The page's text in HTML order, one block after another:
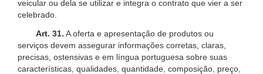
veicular ou dela se utilizar e integra o contrato que vier a ser
celebrado.
Art. 31. A oferta e apresentação de produtos ou
serviços devem assegurar informações corretas, claras,
precisas, ostensivas e em língua portuguesa sobre suas
características, qualidades, quantidade, composição, preço,